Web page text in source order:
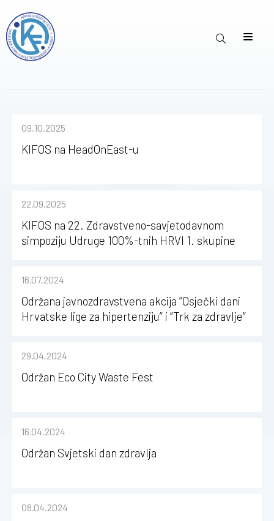
09.10.2025
KIFOS na HeadOnEast-u
22.09.2025
KIFOS na 22. Zdravstveno-savjetodavnom
simpoziju Udruge 100%-tnih HRVI 1. skupine
16.07.2024
Održana javnozdravstvena akcija “Osječki dani
Hrvatske lige za hipertenziju” i ”Trk za zdravlje”
29.04.2024
Održan Eco City Waste Fest
16.04.2024
Održan Svjetski dan zdravlja
08.04.2024